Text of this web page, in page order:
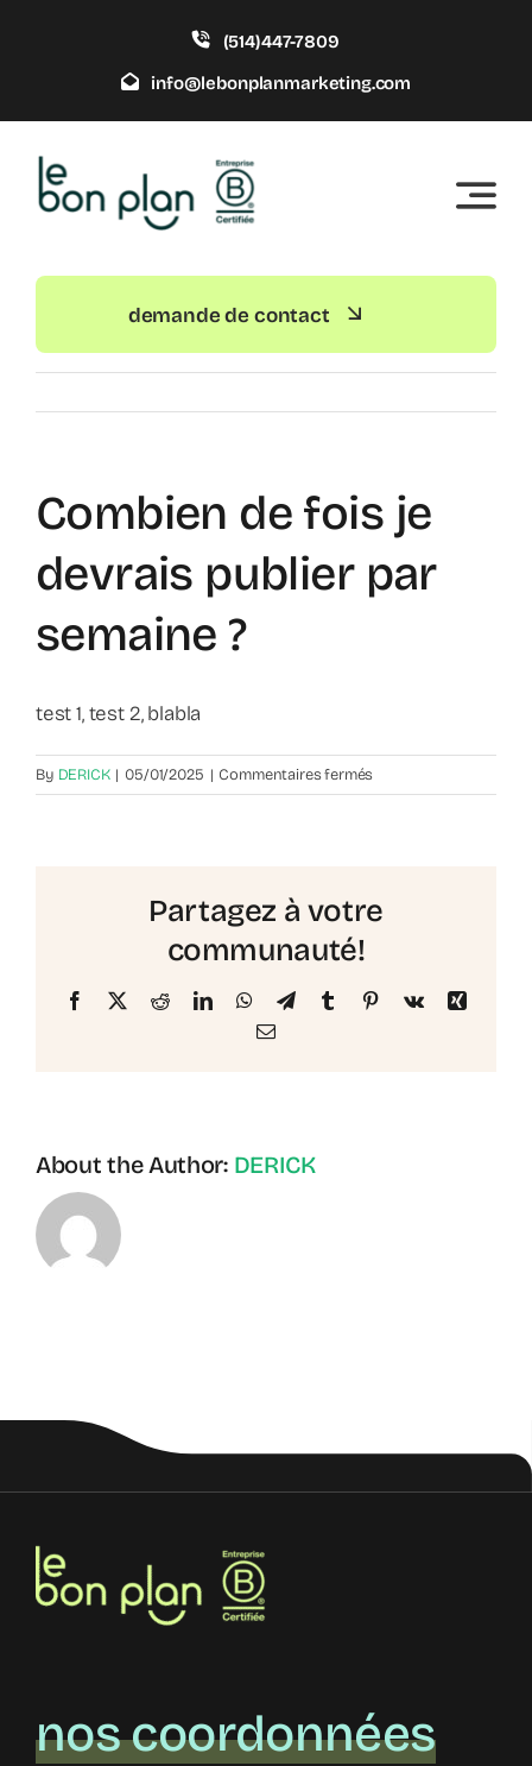
(514)447-7809
info@lebonplanmarketing.com
demande de contact
Combien de fois je
devrais publier par
semaine ?
test 1, test 2, blabla
By DERICK | 05/01/2025 | Commentaires ferméssur
Combien
devrais
?
Partagez à votre
communauté!
Facebook
X RedditLinkedInWhatsApp
TelegramTumblr PinterestVk
Xing
Email
About the Author: DERICK
nos coordonnées